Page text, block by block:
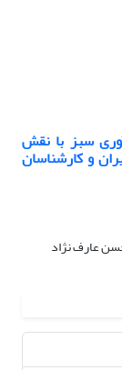
سبز با نقش
و کارشناسان
عارف نژاد